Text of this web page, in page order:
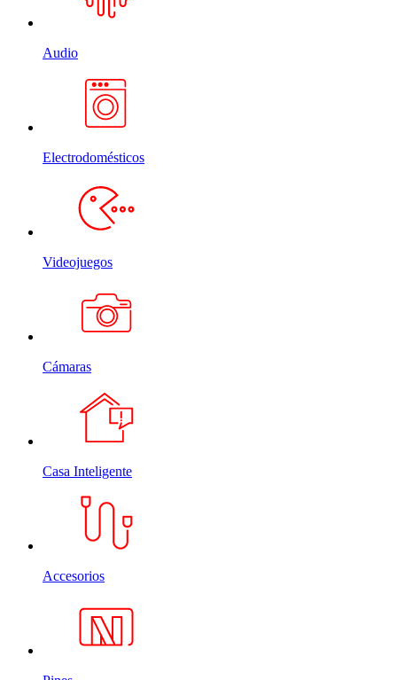
Audio
Electrodomésticos
Videojuegos
Cámaras
Casa Inteligente
Accesorios